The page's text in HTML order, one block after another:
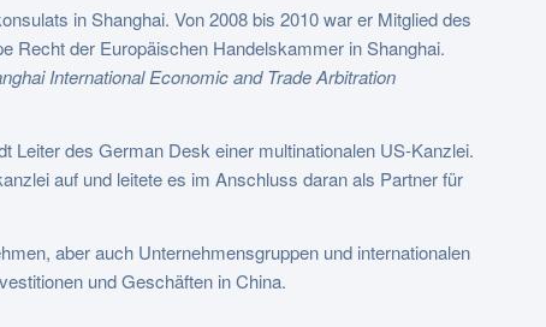
in Shanghai. Von 2008 bis 2010 war er Mitglied des
Recht der Europäischen Handelskammer in Shanghai.
International Economic and Trade Arbitration
Leiter des German Desk einer multinationalen US-Kanzlei.
auf und leitete es im Anschluss daran als Partner für
aber auch Unternehmensgruppen und internationalen
und Geschäften in China.